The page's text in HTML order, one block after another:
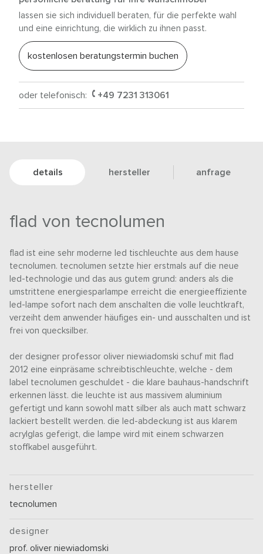
lassen sie sich individuell beraten, für die perfekte wahl
und eine einrichtung, die wirklich zu ihnen passt.
kostenlosen beratungstermin buchen
oder telefonisch: +49 7231 313061
details hersteller anfrage
flad von tecnolumen
flad ist eine sehr moderne led tischleuchte aus dem hause
tecnolumen. tecnolumen setzte hier erstmals auf die neue
led-technologie und das aus gutem grund: anders als die
umstrittene energiesparlampe erreicht die energieeffiziente
led-lampe sofort nach dem anschalten die volle leuchtkraft,
verzeiht dem anwender häufiges ein- und ausschalten und ist
frei von quecksilber.
der designer professor oliver niewiadomski schuf mit flad
2012 eine einpräsame schreibtischleuchte, welche - dem
label tecnolumen geschuldet - die klare bauhaus-handschrift
erkennen lässt. die leuchte ist aus massivem aluminium
gefertigt und kann sowohl matt silber als auch matt schwarz
lackiert bestellt werden. die led-abdeckung ist aus klarem
acrylglas geferigt, die lampe wird mit einem schwarzen
stoffkabel ausgeführt.
hersteller
tecnolumen
designer
prof. oliver niewiadomski